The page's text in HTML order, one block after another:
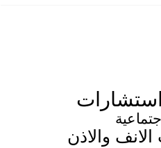
استشارات
والاذن